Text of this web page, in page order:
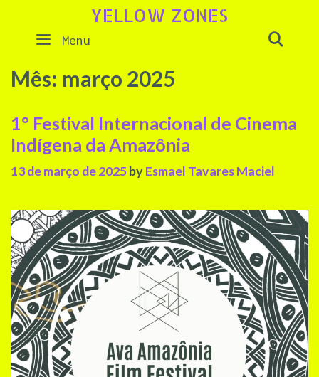
content
YELLOW ZONES
Menu
Mês: março 2025
1° Festival Internacional de Cinema
Indígena da Amazônia
13 de março de 2025byEsmael Tavares Maciel